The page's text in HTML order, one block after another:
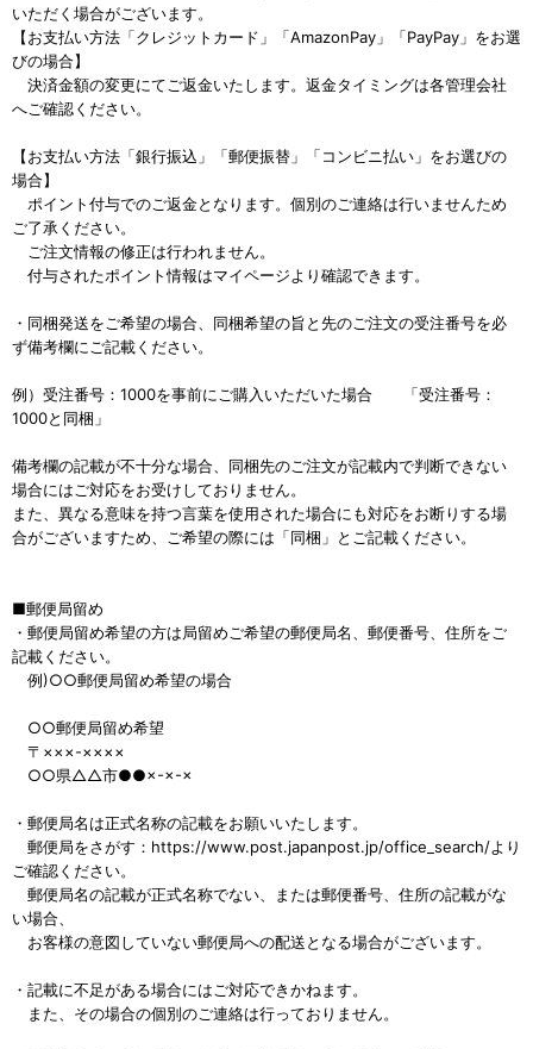
いただく場合がございます。
【お支払い方法「クレジットカード」「AmazonPay」「PayPay」をお選
びの場合】
決済金額の変更にてご返金いたします。返金タイミングは各管理会社
へご確認ください。
【お支払い方法「銀行振込」「郵便振替」「コンビニ払い」をお選びの
場合】
ポイント付与でのご返金となります。個別のご連絡は行いませんため
ご了承ください。
ご注文情報の修正は行われません。
付与されたポイント情報はマイページより確認できます。
・同梱発送をご希望の場合、同梱希望の旨と先のご注文の受注番号を必
ず備考欄にご記載ください。
例）受注番号：1000を事前にご購入いただいた場合 「受注番号：
1000と同梱」
備考欄の記載が不十分な場合、同梱先のご注文が記載内で判断できない
場合にはご対応をお受けしておりません。
また、異なる意味を持つ言葉を使用された場合にも対応をお断りする場
合がございますため、ご希望の際には「同梱」とご記載ください。
■郵便局留め
・郵便局留め希望の方は局留めご希望の郵便局名、郵便番号、住所をご
記載ください。
例)○○郵便局留め希望の場合
○○郵便局留め希望
〒×××-××××
○○県△△市●●×-×-×
・郵便局名は正式名称の記載をお願いいたします。
郵便局をさがす：https://www.post.japanpost.jp/office_search/より
ご確認ください。
郵便局名の記載が正式名称でない、または郵便番号、住所の記載がな
い場合、
お客様の意図していない郵便局への配送となる場合がございます。
・記載に不足がある場合にはご対応できかねます。
また、その場合の個別のご連絡は行っておりません。